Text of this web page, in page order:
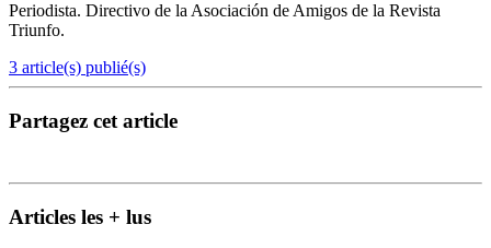
Periodista. Directivo de la Asociación de Amigos de la Revista
Triunfo.
3 article(s) publié(s)
Partagez cet article
Articles les + lus